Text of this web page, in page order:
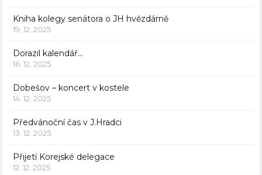
Kniha kolegy senátora o JH hvězdárně
19. 12. 2025
Dorazil kalendář…
16. 12. 2025
Dobešov – koncert v kostele
14. 12. 2025
Předvánoční čas v J.Hradci
13. 12. 2025
Přijetí Korejské delegace
12. 12. 2025